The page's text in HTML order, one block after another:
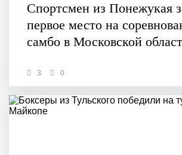
Спортсмен из Понежукая
первое место на
самбо в Московской
3 0